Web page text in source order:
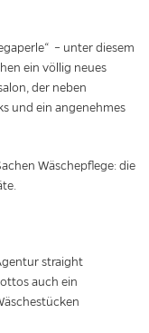
– unter diesem
ein völlig neues
der neben
und ein angenehmes
Wäschepflege: die
straight
auch ein